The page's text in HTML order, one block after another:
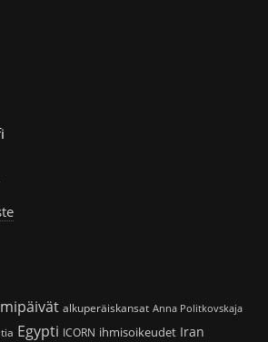
alkuperäiskansat Anna Politkovskaja
Egypti ICORN ihmisoikeudet Iran